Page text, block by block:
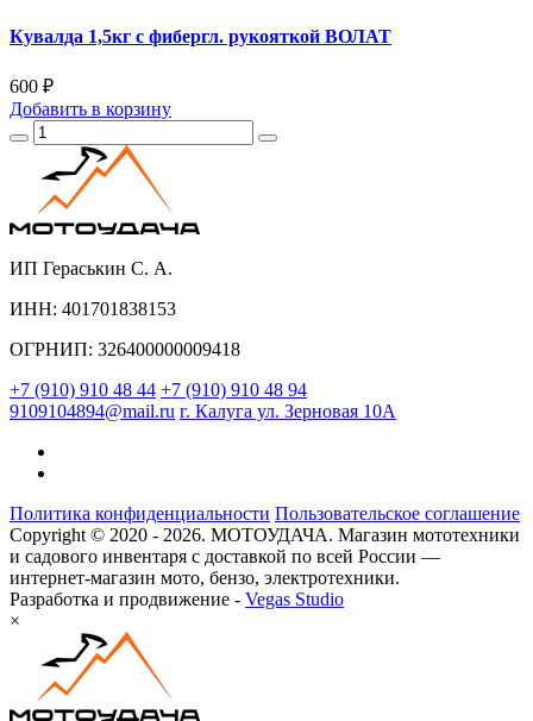
Кувалда 1,5кг с фибергл. рукояткой ВОЛАТ
600 ₽
Добавить в корзину
ИП Гераськин С. А.
ИНН: 401701838153
ОГРНИП: 326400000009418
+7 (910) 910 48 44 +7 (910) 910 48 94
9109104894@mail.ru г. Калуга ул. Зерновая 10А
Политика конфиденциальности Пользовательское соглашение
Copyright © 2020 - 2026. МОТОУДАЧА. Магазин мототехники
и садового инвентаря с доставкой по всей России —
интернет-магазин мото, бензо, электротехники.
Разработка и продвижение - Vegas Studio
×